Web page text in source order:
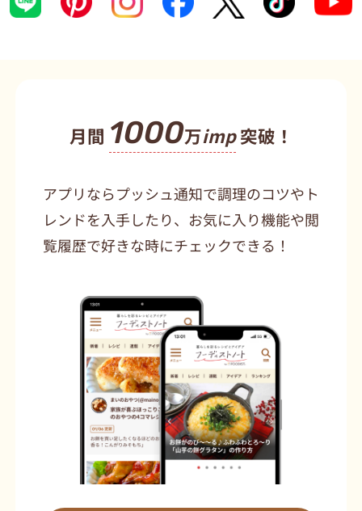
月間 1000万imp突破！
アプリならプッシュ通知で調理のコツやト
レンドを入手したり、お気に入り機能や閲
覧履歴で好きな時にチェックできる！